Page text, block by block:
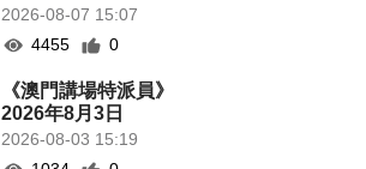
2026-08-07 15:07
4455
0
《澳門講場特派員》
2026年8月3日
2026-08-03 15:19